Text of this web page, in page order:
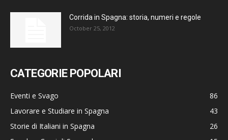
Corrida in Spagna: storia, numeri e regole
October 25, 2012
CATEGORIE POPOLARI
Eventi e Svago
86
Lavorare e Studiare in Spagna
43
Storie di Italiani in Spagna
26